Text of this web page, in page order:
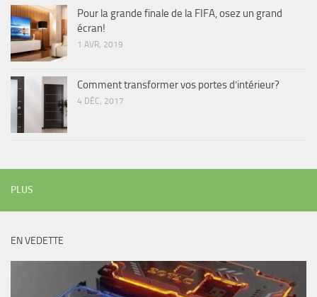
Pour la grande finale de la FIFA, osez un grand
écran!
1 AVR, 2019
Comment transformer vos portes d’intérieur?
4 DÉC, 2017
PLUS
EN VEDETTE